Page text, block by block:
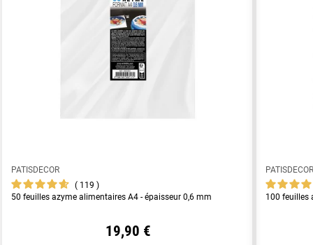
PATISDECOR
119
50 feuilles azyme alimentaires A4 - épaisseur 0,6 mm
19,90 €
100 feuilles